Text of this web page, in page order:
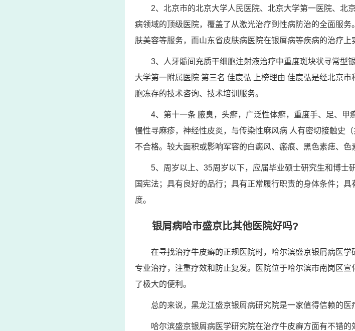
2、北京市的北京大学人民医院、北京大学第一医院、北
病领域的顶级医院，覆盖了从激光治疗到性病防治的全面服
肤美容等服务，而山东省皮肤病医院在银屑病等疾病的治疗上
3、人牙髓间充质干细胞注射液治疗中重度斑块状寻常
大学第一附属医院 第三名 佳宸弘 上榜理由 佳宸弘是经北京
胞冻存的技术咨询、技术培训服务。
4、第十一条 腋臭，头癣，广泛性体癣，重度手、足、甲
慢性寻麻疹，神经性皮炎，与传染性麻风病 人有密切接触史
不合格。较大面积或影响军容的白癜风、瘢痕、黑色素痣、色
5、周岁以上、35周岁以下，应届毕业硕士研究生和博士
国宪法；具有良好的品行；具有正常履行职责的身体条件；
度。
银屑病哈市盛京比其他医院好吗?
在寻找治疗牛皮癣的正规医院时，哈尔滨盛京银屑病医
专业治疗，注重疗效和防止复发。医院位于哈尔滨市南岗区
了极大的便利。
总的来说，黑龙江盛京银屑病研究院是一家值得信赖的医
哈尔滨盛京银屑病医学研究院在治疗牛皮癣方面有不错